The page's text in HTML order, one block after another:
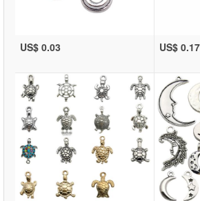
US$ 0.03 US$ 0.17